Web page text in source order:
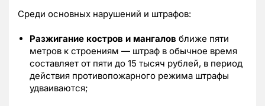
Среди основных нарушений и штрафов:
Разжигание костров и мангалов ближе пяти
метров к строениям — штраф в обычное время
составляет от пяти до 15 тысяч рублей, в период
действия противопожарного режима штрафы
удваиваются;